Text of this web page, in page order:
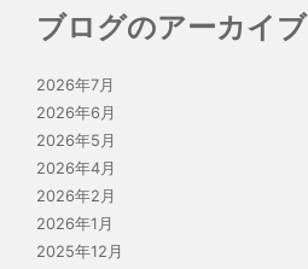
ブログのアーカイブ
2026年7月
2026年6月
2026年5月
2026年4月
2026年2月
2026年1月
2025年12月